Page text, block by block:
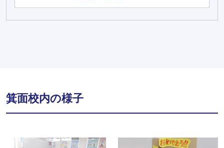
箕面校内の様子